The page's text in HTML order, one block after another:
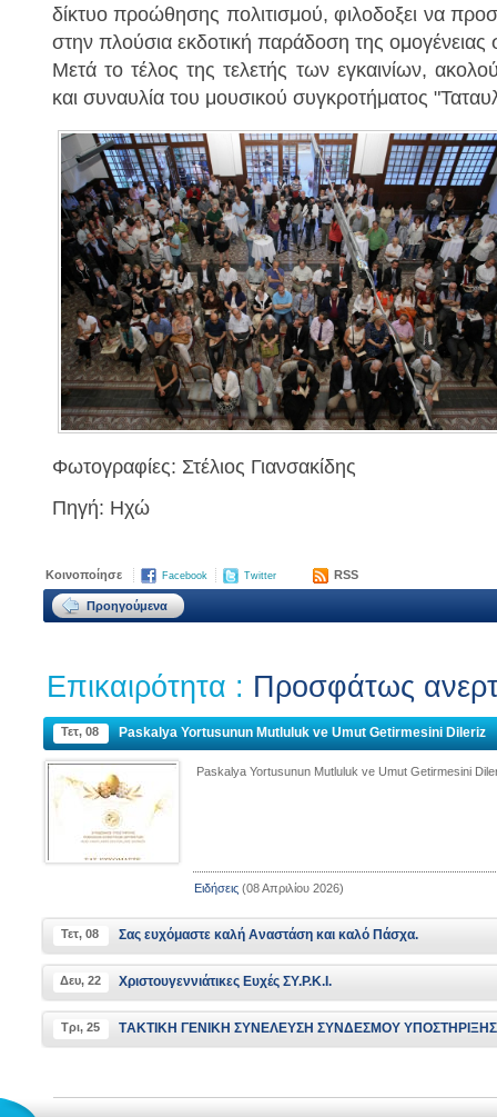
δίκτυο προώθησης πολιτισμού, φιλοδοξει να
στην πλούσια εκδοτική παράδοση της
Μετά το τέλος της τελετής των εγκαινίων,
και συναυλία του μουσικού συγκροτήματος
Φωτογραφίες: Στέλιος Γιανσακίδης
Πηγή: Ηχώ
Κοινοποίησε Facebook Twitter RSS
Επικαιρότητα : Προσφάτως
Τετ, 08 Paskalya Yortusunun Mutluluk ve Umut Getirmesini Dileriz
Paskalya Yortusunun Mutluluk ve Umut Getirmesini
Ειδήσεις (08 Απριλίου 2026)
Τετ, 08 Σας ευχόμαστε καλή Αναστάση και καλό Πάσχα.
Δευ, 22 Χριστουγεννιάτικες Ευχές ΣΥ.Ρ.Κ.Ι.
Τρι, 25 TΑΚΤΙΚΗ ΓΕΝΙΚΗ ΣΥΝΕΛΕΥΣΗ ΣΥΝΔΕΣΜΟΥ